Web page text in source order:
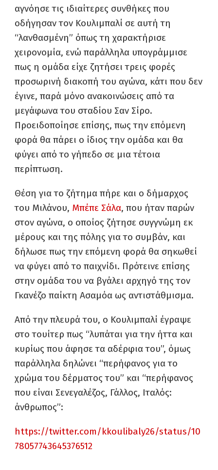
αγνόησε τις ιδιαίτερες συνθήκες που
οδήγησαν τον Κουλιμπαλί σε αυτή τη
“λανθασμένη” όπως τη χαρακτήρισε
χειρονομία, ενώ παράλληλα υπογράμμισε
πως η ομάδα είχε ζητήσει τρεις φορές
προσωρινή διακοπή του αγώνα, κάτι που δεν
έγινε, παρά μόνο ανακοινώσεις από τα
μεγάφωνα του σταδίου Σαν Σίρο.
Προειδοποίησε επίσης, πως την επόμενη
φορά θα πάρει ο ίδιος την ομάδα και θα
φύγει από το γήπεδο σε μια τέτοια
περίπτωση.
Θέση για το ζήτημα πήρε και ο δήμαρχος
του Μιλάνου, Μπέπε Σάλα, που ήταν παρών
στον αγώνα, o οποίος ζήτησε συγγνώμη εκ
μέρους και της πόλης για το συμβάν, και
δήλωσε πως την επόμενη φορά θα σηκωθεί
να φύγει από το παιχνίδι. Πρότεινε επίσης
στην ομάδα του να βγάλει αρχηγό της τον
Γκανέζο παίκτη Ασαμόα ως αντιστάθμισμα.
Από την πλευρά του, ο Κουλιμπαλί έγραψε
στο τουίτερ πως “λυπάται για την ήττα και
κυρίως που άφησε τα αδέρφια του”, όμως
παράλληλα δηλώνει “περήφανος για το
χρώμα του δέρματος του” και “περήφανος
που είναι Σενεγαλέζος, Γάλλος, Ιταλός:
άνθρωπος”:
https://twitter.com/kkoulibaly26/status/10
78057743645376512